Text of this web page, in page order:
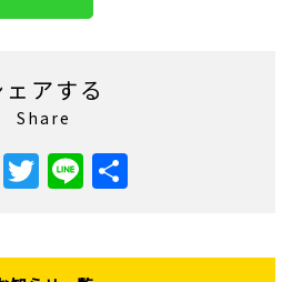
ェアする
Share
Facebook
Twitter
Line